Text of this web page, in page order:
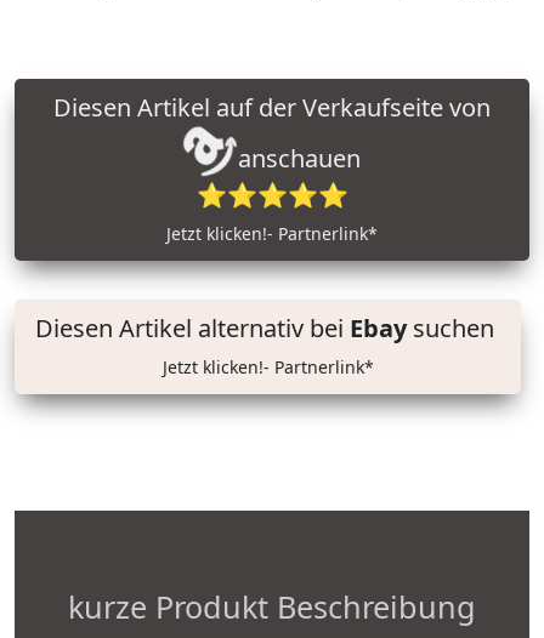
anschauen
⭐⭐⭐⭐⭐
Jetzt klicken!- Partnerlink*
Diesen Artikel alternativ bei Ebaysuchen
Jetzt klicken!- Partnerlink*
kurze Produkt Beschreibung